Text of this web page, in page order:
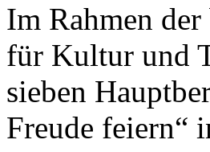
Im Rahmen
für Kultur und
sieben
Freude feiern“